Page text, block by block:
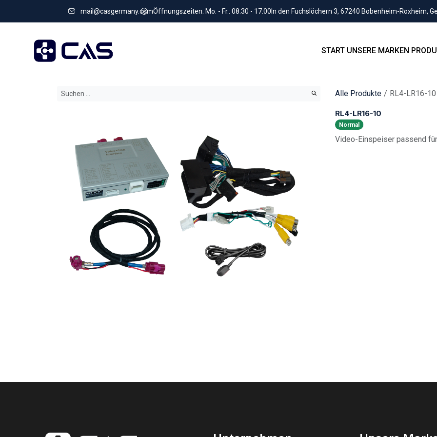
mail@casgermany.comÖffnungszeiten: Mo. - Fr.: 08.30 - 17.00 In den Fuchslöchern 3, 67240 Bobenheim-Roxheim,
START UNSERE MARKEN
Alle Produkte RL4-LR16-10
RL4-LR16-10
Normal
Video-Einspeiser passend